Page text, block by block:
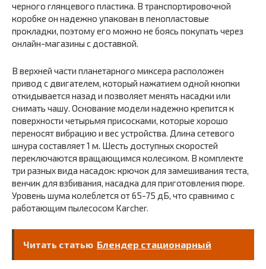
черного глянцевого пластика. В транспортировочной
коробке он надежно упакован в пенопластовые
прокладки, поэтому его можно не боясь покупать через
онлайн-магазины с доставкой.
В верхней части планетарного миксера расположен
привод с двигателем, который нажатием одной кнопки
откидывается назад и позволяет менять насадки или
снимать чашу. Основание модели надежно крепится к
поверхности четырьмя присосками, которые хорошо
переносят вибрацию и вес устройства. Длина сетевого
шнура составляет 1 м. Шесть доступных скоростей
переключаются вращающимся колесиком. В комплекте
три разных вида насадок: крючок для замешивания теста,
венчик для взбивания, насадка для приготовления пюре.
Уровень шума колеблется от 65-75 дБ, что сравнимо с
работающим пылесосом Karcher.
Читать статью Блендер стационарный